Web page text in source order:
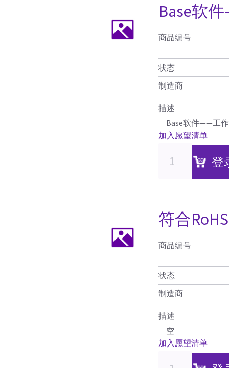
Base软
商品编号
状态
制造商
描述
Base软件——工
加入愿望清单
登
符合
商品编号
状态
制造商
描述
空
加入愿望清单